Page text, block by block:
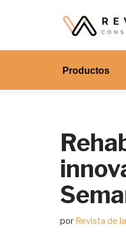
al
Productos
por Revista de